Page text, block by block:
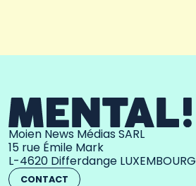
Moien News Médias SARL
15 rue Émile Mark
L-4620 Differdange LUXEMBOURG
CONTACT